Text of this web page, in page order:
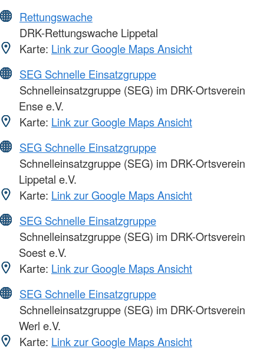
Rettungswache
DRK-Rettungswache Lippetal
Karte: Link zur Google Maps Ansicht
SEG Schnelle Einsatzgruppe
Schnelleinsatzgruppe (SEG) im DRK-Ortsverein
Ense e.V.
Karte: Link zur Google Maps Ansicht
SEG Schnelle Einsatzgruppe
Schnelleinsatzgruppe (SEG) im DRK-Ortsverein
Lippetal e.V.
Karte: Link zur Google Maps Ansicht
SEG Schnelle Einsatzgruppe
Schnelleinsatzgruppe (SEG) im DRK-Ortsverein
Soest e.V.
Karte: Link zur Google Maps Ansicht
SEG Schnelle Einsatzgruppe
Schnelleinsatzgruppe (SEG) im DRK-Ortsverein
Werl e.V.
Karte: Link zur Google Maps Ansicht